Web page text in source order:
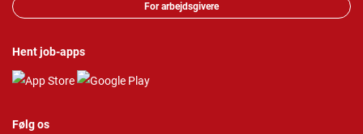
For arbejdsgivere
Hent job-apps
Følg os